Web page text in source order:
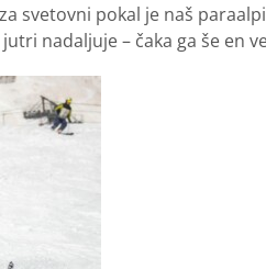
svetovni pokal je naš
nadaljuje – čaka ga še en